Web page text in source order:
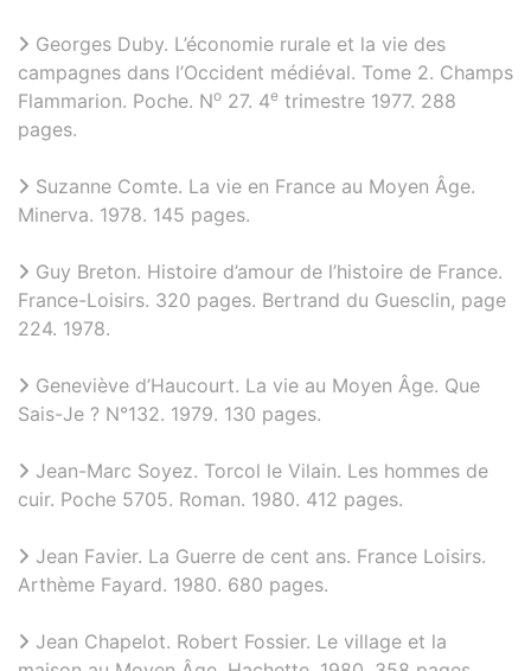
Georges Duby. L’économie rurale et la vie des
campagnes dans l’Occident médiéval. Tome 2. Champs
Flammarion. Poche. No 27. 4e trimestre 1977. 288
pages.
Suzanne Comte. La vie en France au Moyen Âge.
Minerva. 1978. 145 pages.
Guy Breton. Histoire d’amour de l’histoire de France.
France-Loisirs. 320 pages. Bertrand du Guesclin, page
224. 1978.
Geneviève d’Haucourt. La vie au Moyen Âge. Que
Sais-Je ? N°132. 1979. 130 pages.
Jean-Marc Soyez. Torcol le Vilain. Les hommes de
cuir. Poche 5705. Roman. 1980. 412 pages.
Jean Favier. La Guerre de cent ans. France Loisirs.
Arthème Fayard. 1980. 680 pages.
Jean Chapelot. Robert Fossier. Le village et la